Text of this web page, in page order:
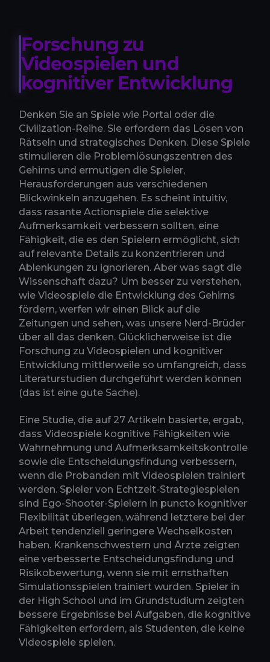
Forschung zu
Videospielen und
kognitiver Entwicklung
Denken Sie an Spiele wie Portal oder die
Civilization-Reihe. Sie erfordern das Lösen von
Rätseln und strategisches Denken. Diese Spiele
stimulieren die Problemlösungszentren des
Gehirns und ermutigen die Spieler,
Herausforderungen aus verschiedenen
Blickwinkeln anzugehen. Es scheint intuitiv,
dass rasante Actionspiele die selektive
Aufmerksamkeit verbessern sollten, eine
Fähigkeit, die es den Spielern ermöglicht, sich
auf relevante Details zu konzentrieren und
Ablenkungen zu ignorieren. Aber was sagt die
Wissenschaft dazu? Um besser zu verstehen,
wie Videospiele die Entwicklung des Gehirns
fördern, werfen wir einen Blick auf die
Zeitungen und sehen, was unsere Nerd-Brüder
über all das denken. Glücklicherweise ist die
Forschung zu Videospielen und kognitiver
Entwicklung mittlerweile so umfangreich, dass
Literaturstudien durchgeführt werden können
(das ist eine gute Sache).
Eine Studie, die auf 27 Artikeln basierte, ergab,
dass Videospiele kognitive Fähigkeiten wie
Wahrnehmung und Aufmerksamkeitskontrolle
sowie die Entscheidungsfindung verbessern,
wenn die Probanden mit Videospielen trainiert
werden. Spieler von Echtzeit-Strategiespielen
sind Ego-Shooter-Spielern in puncto kognitiver
Flexibilität überlegen, während letztere bei der
Arbeit tendenziell geringere Wechselkosten
haben. Krankenschwestern und Ärzte zeigten
eine verbesserte Entscheidungsfindung und
Risikobewertung, wenn sie mit ernsthaften
Simulationsspielen trainiert wurden. Spieler in
der High School und im Grundstudium zeigten
bessere Ergebnisse bei Aufgaben, die kognitive
Fähigkeiten erfordern, als Studenten, die keine
Videospiele spielen.